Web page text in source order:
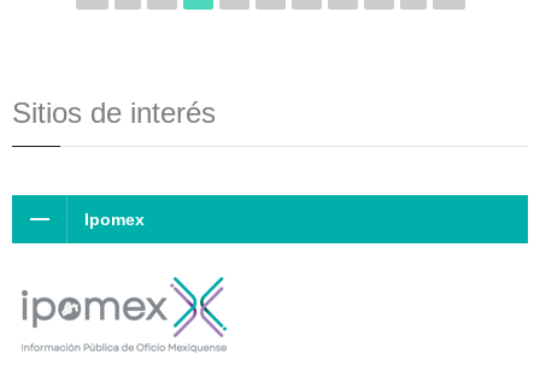
Sitios de interés
Ipomex